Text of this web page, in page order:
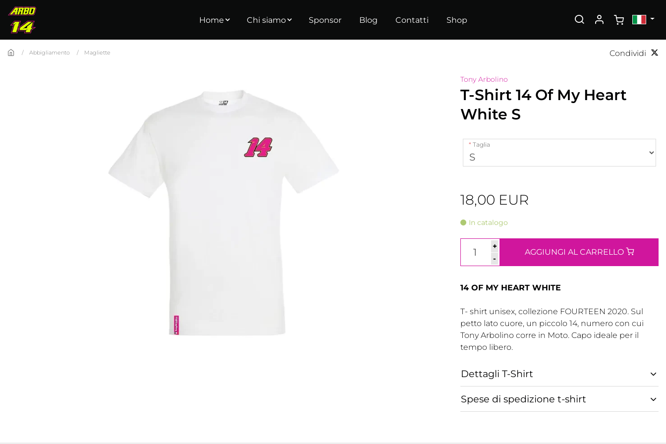
Skip to main content
Home
Chi siamo Sponsor Blog Contatti Shop
Condividi
Abbigliamento Magliette
Tony Arbolino
T-Shirt 14 Of My Heart
White S
Taglia
18,00 EUR
In catalogo
+
-
AGGIUNGI AL CARRELLO
14 OF MY HEART WHITE
T- shirt unisex, collezione FOURTEEN 2020. Sul
petto lato cuore, un piccolo 14, numero con cui
Tony Arbolino corre in Moto. Capo ideale per il
tempo libero.
Dettagli T-Shirt
Spese di spedizione t-shirt